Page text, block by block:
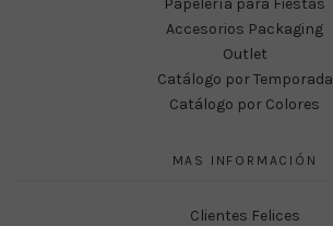
Accesorios Packaging
Outlet
Catálogo por Temporada
Catálogo por Colores
MAS INFORMACIÓN
Clientes Felices